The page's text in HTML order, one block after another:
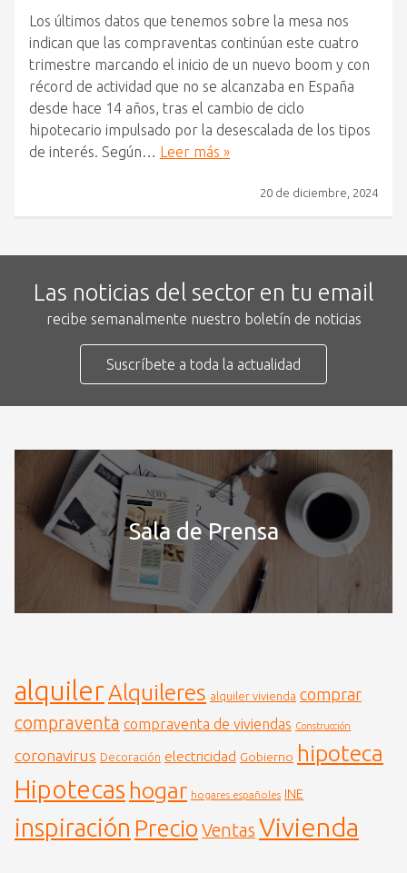
Los últimos datos que tenemos sobre la mesa nos
indican que las compraventas continúan este cuatro
trimestre marcando el inicio de un nuevo boom y con
récord de actividad que no se alcanzaba en España
desde hace 14 años, tras el cambio de ciclo
hipotecario impulsado por la desescalada de los tipos
de interés. Según… Leer más »
20 de diciembre, 2024
Las noticias del sector en tu email
recibe semanalmente nuestro boletín de noticias
Suscríbete a toda la actualidad
Sala de Prensa
alquilerAlquileres alquiler vivienda comprar
compraventa compraventa de viviendas Construcción
coronavirus Decoración electricidad Gobierno hipoteca
Hipotecas hogar hogares españoles INE
inspiración Precio Ventas Vivienda